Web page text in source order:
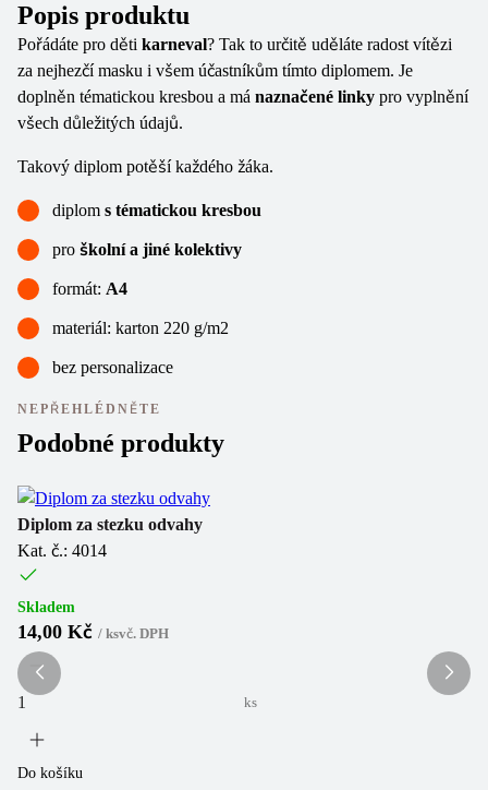
Popis produktu
Pořádáte pro děti karneval? Tak to určitě uděláte radost vítězi
za nejhezčí masku i všem účastníkům tímto diplomem. Je
doplněn tématickou kresbou a má naznačené linky pro vyplnění
všech důležitých údajů.
Takový diplom potěší každého žáka.
diplom s tématickou kresbou
pro školní a jiné kolektivy
formát: A4
materiál: karton 220 g/m2
bez personalizace
NEPŘEHLÉDNĚTE
Podobné produkty
Diplom za stezku odvahy
Kat. č.: 4014
Skladem
14,00 Kč / ksvč. DPH
ks
Do košíku